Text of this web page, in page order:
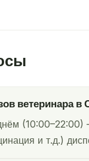
ветеринара
(10:00–22:00)
и т.д.)